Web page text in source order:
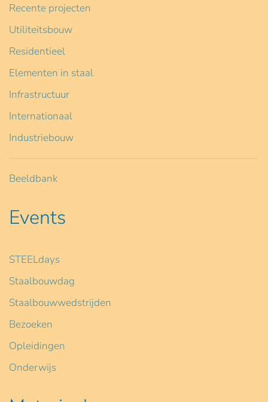
Recente projecten
Utiliteitsbouw
Residentieel
Elementen in staal
Infrastructuur
Internationaal
Industriebouw
Beeldbank
Events
STEELdays
Staalbouwdag
Staalbouwwedstrijden
Bezoeken
Opleidingen
Onderwijs